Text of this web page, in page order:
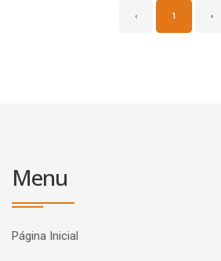
‹ 1 ›
Menu
Página Inicial